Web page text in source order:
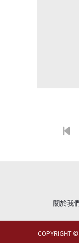
關於我
COPYRIGHT ©